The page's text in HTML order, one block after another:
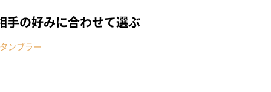
手の好みに合わせて選ぶ
タンブラー